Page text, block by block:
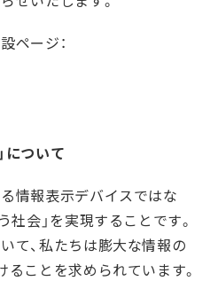
ページ：
について
情報表示デバイスではな
社会」を実現することです。
て、私たちは膨大な情報の
ることを求められています。